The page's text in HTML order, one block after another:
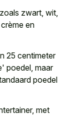
zwart, wit,
en
25 centimeter
poedel, maar
poedel
met